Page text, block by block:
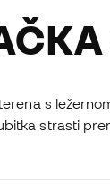
s
strasti